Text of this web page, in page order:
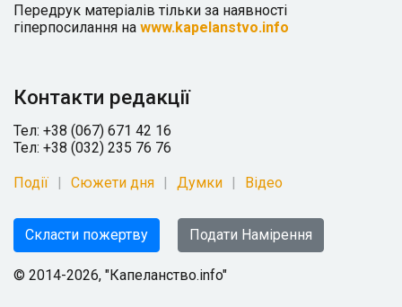
Передрук матеріалів тільки за наявності
гіперпосилання на www.kapelanstvo.info
Контакти редакції
Тел: +38 (067) 671 42 16
Тел: +38 (032) 235 76 76
Події Сюжети дня Думки Відео
Скласти пожертву Подати Намірення
© 2014-2026, "Капеланство.info"